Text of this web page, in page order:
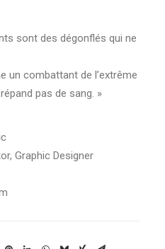
sont des dégonflés qui ne
un combattant de l’extrême
pas de sang. »
Graphic Designer